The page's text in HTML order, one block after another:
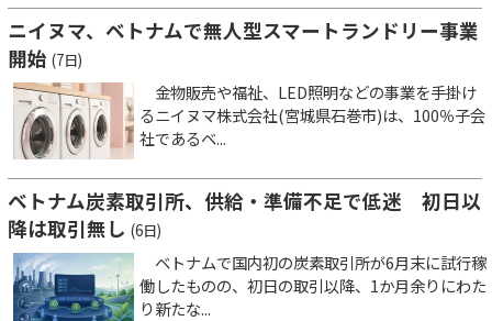
ニイヌマ、ベトナムで無人型スマートランドリー事業
開始 (7日)
金物販売や福祉、LED照明などの事業を手掛け
るニイヌマ株式会社(宮城県石巻市)は、100％子会
社であるベ...
ベトナム炭素取引所、供給・準備不足で低迷 初日以
降は取引無し (6日)
ベトナムで国内初の炭素取引所が6月末に試行稼
働したものの、初日の取引以降、1か月余りにわた
り新たな...